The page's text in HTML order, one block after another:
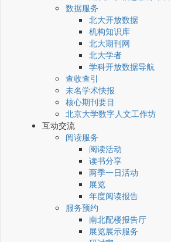
数据服务
北大开放数据
机构知识库
北大期刊网
北大学者
学科开放数据导航
查收查引
未名学术快报
核心期刊要目
北京大学数字人文工作坊
互动交流
阅读服务
阅读活动
读书分享
两季一日活动
展览
年度阅读报告
服务预约
南北配楼报告厅
展览展示服务